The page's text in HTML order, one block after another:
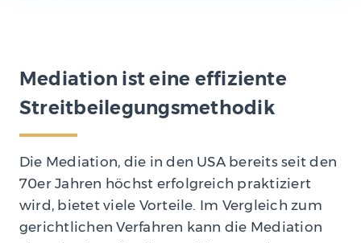
Mediation ist eine effiziente
Streit­beilegungs­methodik
Die Mediation, die in den USA bereits seit den
70er Jahren höchst erfolgreich praktiziert
wird, bietet viele Vorteile. Im Vergleich zum
gerichtlichen Verfahren kann die Mediation